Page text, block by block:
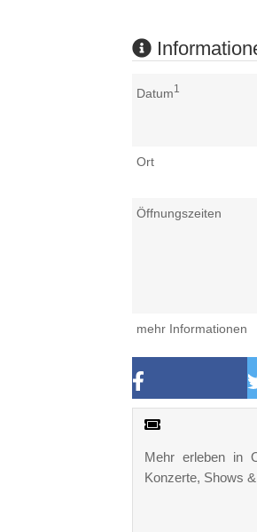
Datum1
Ort
Öffnungszeiten
mehr Informationen
Mehr erleben in
Konzerte, Shows